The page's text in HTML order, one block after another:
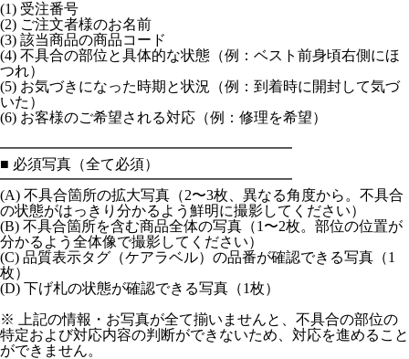
(1) 受注番号
(2) ご注文者様のお名前
(3) 該当商品の商品コード
(4) 不具合の部位と具体的な状態（例：ベスト前身頃右側にほ
つれ）
(5) お気づきになった時期と状況（例：到着時に開封して気づ
いた）
(6) お客様のご希望される対応（例：修理を希望）
━━━━━━━━━━━━━━━━━━━━
■ 必須写真（全て必須）
━━━━━━━━━━━━━━━━━━━━
(A) 不具合箇所の拡大写真（2〜3枚、異なる角度から。不具合
の状態がはっきり分かるよう鮮明に撮影してください）
(B) 不具合箇所を含む商品全体の写真（1〜2枚。部位の位置が
分かるよう全体像で撮影してください）
(C) 品質表示タグ（ケアラベル）の品番が確認できる写真（1
枚）
(D) 下げ札の状態が確認できる写真（1枚）
※ 上記の情報・お写真が全て揃いませんと、不具合の部位の
特定および対応内容の判断ができないため、対応を進めること
ができません。